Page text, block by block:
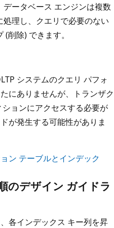
ータベース エンジンは複数
理し、クエリで必要のない
削除) できます。
システムのクエリ パフォ
にありませんが、トランザク
ョンにアクセスする必要が
が発生する可能性がありま
ン テーブルとインデック
のデザイン ガイドラ
各インデックス キー列を昇